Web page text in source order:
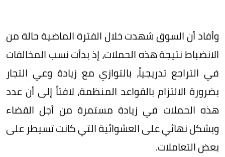
وأفاد أن السوق شهدت خلال الفترة الماضية حالة من
الانضباط نتيجة هذه الحملات، إذ بدأت نسب المخالفات
في التراجع تدريجياً، بالتوازي مع زيادة وعي التجار
بضرورة الالتزام بالقواعد المنظمة، لافتاً إلى أن عدد
هذه الحملات في زيادة مستمرة من أجل القضاء
وبشكل نهائي على العشوائية التي كانت تسيطر على
بعض التعاملات.